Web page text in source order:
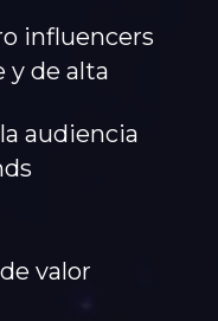
influencers
y de alta
audiencia
valor